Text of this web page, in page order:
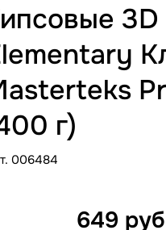
г)
006484
649